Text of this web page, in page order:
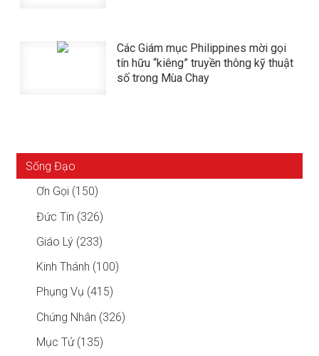
Các Giám mục Philippines mời gọi
tín hữu “kiêng” truyền thông kỹ thuật
số trong Mùa Chay
Sống Đạo
Ơn Gọi (150)
Đức Tin (326)
Giáo Lý (233)
Kinh Thánh (100)
Phụng Vụ (415)
Chứng Nhân (326)
Mục Tử (135)